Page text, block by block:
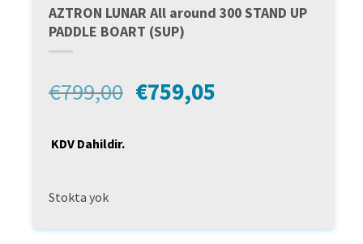
AZTRON LUNAR All around 300 STAND UP
PADDLE BOART (SUP)
€799,00 Orijinal
€759,05Şu
KDV Dahildir.
Stokta yok